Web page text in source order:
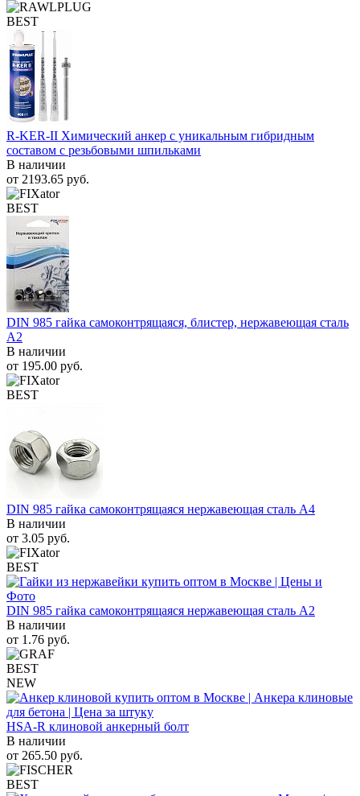
BEST
R-KER-II Химический анкер с уникальным гибридным
составом с резьбовыми шпильками
В наличии
от 2193.65 руб.
BEST
DIN 985 гайка самоконтрящаяся, блистер, нержавеющая сталь
A2
В наличии
от 195.00 руб.
BEST
DIN 985 гайка самоконтрящаяся нержавеющая сталь A4
В наличии
от 3.05 руб.
BEST
DIN 985 гайка самоконтрящаяся нержавеющая сталь A2
В наличии
от 1.76 руб.
BEST
NEW
HSA-R клиновой анкерный болт
В наличии
от 265.50 руб.
BEST